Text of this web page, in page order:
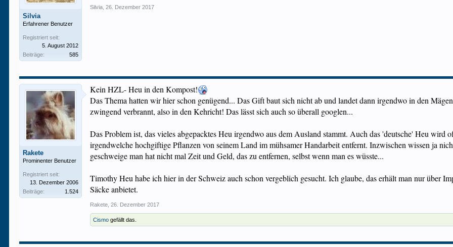
Silvia
Erfahrener Benutzer
Registriert seit:
5. August 2012
Beiträge:
585
Silvia 26. Dezember 2017
Rakete
Prominenter Benutzer
Registriert seit:
13. Dezember 2006
Beiträge:
1.524
Kein HZL- Heu in den Kompost!
Das Thema hatten wir hier schon genügend... Das Gift baut sich nicht ab und landet dann irgendwo in den
zwingend verbrannt, also in den Kehricht! Das lässt sich auch so überall googlen...
Das Problem ist, das vieles abgepacktes Heu irgendwo aus dem Ausland stammt. Auch das 'deutsche' Heu
irgendwelche hochgiftige Pflanzen von seinem Land im mühsamer Handarbeit entfernt. Inzwischen wissen ja
geschweige man hat nicht mal Zeit und Geld, das zu entfernen, selbst wenn man es wüsste...
Timothy Heu habe ich hier in der Schweiz auch schon vergeblich gesucht. Ich glaube, das erhält man nur über
Säcke anbietet.
Rakete 26. Dezember 2017
Cismo gefällt das.